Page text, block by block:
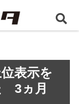
クキーワードで上位表
表示を
3ヵ月